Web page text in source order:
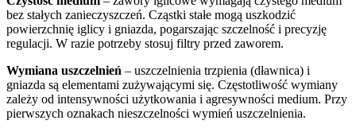
bez stałych zanieczyszczeń. Cząstki stałe mogą uszkodzić
powierzchnię iglicy i gniazda, pogarszając szczelność i precyzję
regulacji. W razie potrzeby stosuj filtry przed zaworem.
Wymiana uszczelnień – uszczelnienia trzpienia (dławnica) i
gniazda są elementami zużywającymi się. Częstotliwość wymiany
zależy od intensywności użytkowania i agresywności medium. Przy
pierwszych oznakach nieszczelności wymień uszczelnienia.